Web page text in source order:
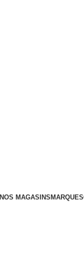
NOS MAGASINS MARQUES